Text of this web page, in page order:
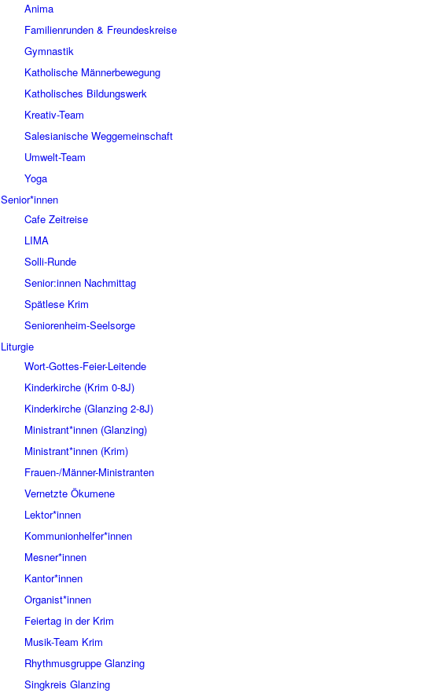
Anima
Familienrunden & Freundeskreise
Gymnastik
Katholische Männerbewegung
Katholisches Bildungswerk
Kreativ-Team
Salesianische Weggemeinschaft
Umwelt-Team
Yoga
Senior*innen
Cafe Zeitreise
LIMA
Solli-Runde
Senior:innen Nachmittag
Spätlese Krim
Seniorenheim-Seelsorge
Liturgie
Wort-Gottes-Feier-Leitende
Kinderkirche (Krim 0-8J)
Kinderkirche (Glanzing 2-8J)
Ministrant*innen (Glanzing)
Ministrant*innen (Krim)
Frauen-/Männer-Ministranten
Vernetzte Ökumene
Lektor*innen
Kommunionhelfer*innen
Mesner*innen
Kantor*innen
Organist*innen
Feiertag in der Krim
Musik-Team Krim
Rhythmusgruppe Glanzing
Singkreis Glanzing